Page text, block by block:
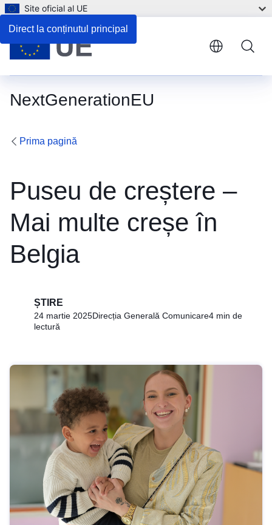
Direct la conținutul principal
Site oficial al UE
NextGenerationEU
Prima pagină
Puseu de creștere –
Mai multe creșe în
Belgia
ȘTIRE
24 martie 2025Direcția Generală Comunicare4 min de
lectură